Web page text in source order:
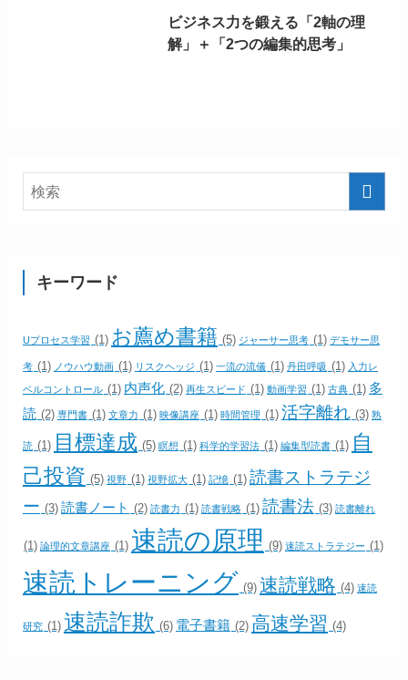
ビジネス力を鍛える「2軸の理
解」＋「2つの編集的思考」
キーワード
Uプロセス学習 (1) お薦め書籍 (5) ジャーサー思考 (1) デモサー思
考 (1) ノウハウ動画 (1) リスクヘッジ (1) 一流の流儀 (1) 丹田呼吸 (1) 入力レ
ベルコントロール (1) 内声化 (2) 再生スピード (1) 動画学習 (1) 古典 (1) 多
読 (2) 専門書 (1) 文章力 (1) 映像講座 (1) 時間管理 (1) 活字離れ (3) 熟
読 (1) 目標達成 (5) 瞑想 (1) 科学的学習法 (1) 編集型読書 (1) 自
己投資 (5) 視野 (1) 視野拡大 (1) 記憶 (1) 読書ストラテジ
ー (3) 読書ノート (2) 読書力 (1) 読書戦略 (1) 読書法 (3) 読書離れ
(1) 論理的文章講座 (1) 速読の原理 (9) 速読ストラテジー (1)
速読トレーニング (9) 速読戦略 (4) 速読
研究 (1) 速読詐欺 (6) 電子書籍 (2) 高速学習 (4)